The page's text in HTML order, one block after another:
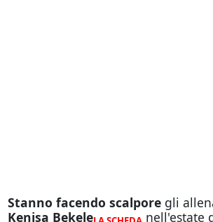
Stanno facendo scalporegli
Kenisa Bekele
nell'estate